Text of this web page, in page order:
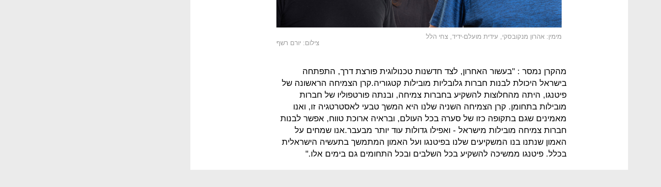
מימין: אהרון מנקובסקי, עידית מועלם-ידיד, צחי הלל
צילום: יורם רשף
מהקרן נמסר : "בעשור האחרון, לצד חדשנות טכנולוגית פורצת דרך, התפתחה
בישראל היכולת לבנות חברות גלובליות מובילות קטגוריה.קרן הצמיחה הראשונה של
פיטנגו, היתה מהחלוצות להשקיע בחברות צמיחה, ובנתה פורטפוליו של חברות
מובילות בתחומן. קרן הצמיחה השניה שלנו היא המשך טבעי לאסטרטגיה זו, ואנו
מאמינים שגם בתקופה כזו של סערה בכל העולם, ובראיה ארוכת טווח, אפשר לבנות
חברות צמיחה מובילות מישראל - ואפילו גדולות עוד יותר מבעבר.אנו שמחים על
האמון שנתנו בנו המשקיעים שלנו בפיטנגו ועל האמון המתמשך בתעשיה הישראלית
בכלל. פיטנגו ממשיכה להשקיע בכל השלבים ובכל התחומים גם בימים אלו."